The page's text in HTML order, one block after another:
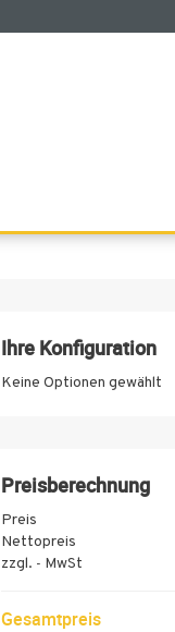
Ihre Konfiguration
Keine Optionen gewählt
Preisberechnung
Preis
Nettopreis
zzgl. - MwSt
Gesamtpreis